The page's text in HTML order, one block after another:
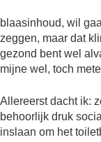
blaasinhoud, wil
zeggen, maar dat
gezond bent wel
mijne wel, toch
Allereerst dacht ik:
behoorlijk druk
inslaan om het